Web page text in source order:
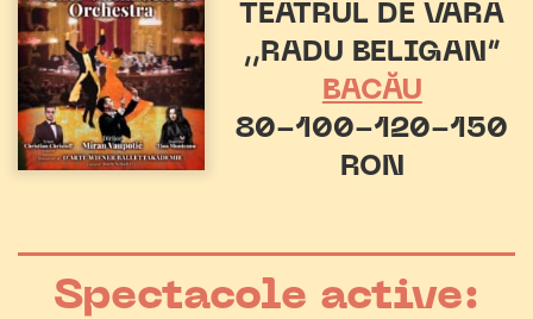
TEATRUL DE VARA
,,RADU BELIGAN”
BACĂU
80-100-120-150
RON
Spectacole active: